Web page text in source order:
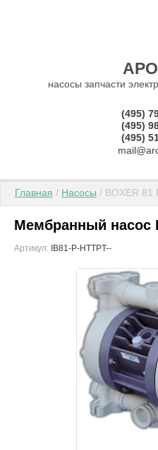
насосы запчасти
(495)
(495)
(495)
Главная / Насосы / BOXER 81
Мембранный насос
Артикул: IB81-P-HTTPT--